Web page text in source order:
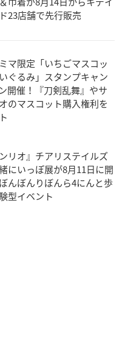
23店舗で先行販売
マ限定「いちごマスコッ
ぐるみ」スタンプキャン
開催！『刀剣乱舞』やサ
のマスコット購入権利を
ンリオ』チアリステイルズ
にいっぽ展が8月11日に開
んぼんりぼんら4にんと歩
型イベント